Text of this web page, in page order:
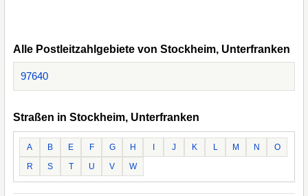
Alle Postleitzahlgebiete von Stockheim, Unterfranken
97640
Straßen in Stockheim, Unterfranken
A B E F G H J K L M N
O
R
S T U V W